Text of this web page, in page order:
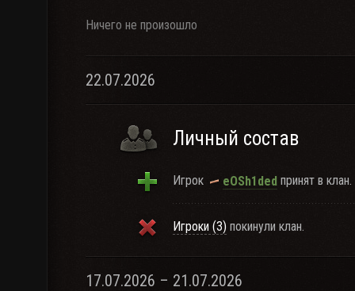
Ничего не произошло
22.07.2026
Личный состав
Игрок eOSh1ded принят в клан.
Игроки (3) покинули клан.
17.07.2026 – 21.07.2026